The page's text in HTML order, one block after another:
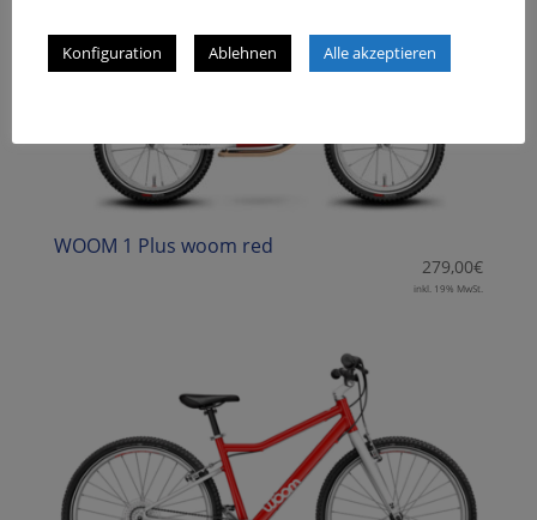
WOOM 1 Plus woom red
279,00€
inkl. 19% MwSt.
Konfiguration Ablehnen Alle akzeptieren